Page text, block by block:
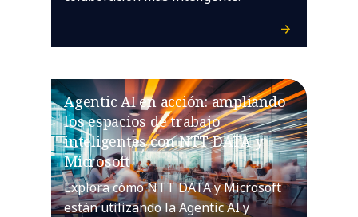
Agentic AI en acción: ampliando
los espacios de trabajo
inteligentes con NTT DATA y
Microsoft
Explora cómo NTT DATA y Microsoft
están utilizando la Agentic AI y